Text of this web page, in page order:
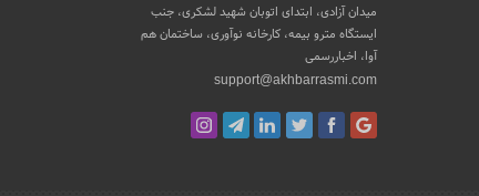
میدان آزادی، ابتدای اتوبان شهید لشکری، جنب
ایستگاه مترو بیمه، کارخانه نوآوری، ساختمان هم
آوا، اخباررسمی
support@akhbarrasmi.com